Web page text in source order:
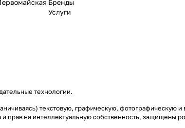
Бренды
Услуги
технологии.
текстовую, графическую,
прав на интеллектуальную собственность,